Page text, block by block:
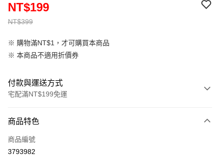
NT$399
NT$199
※ 購物滿NT$1，才可購買本商品
※ 本商品不適用折價券
付款與運送方式
宅配滿NT$199免運
信用卡一次付款
LINE Pay
商品特色
商品編號
3793982